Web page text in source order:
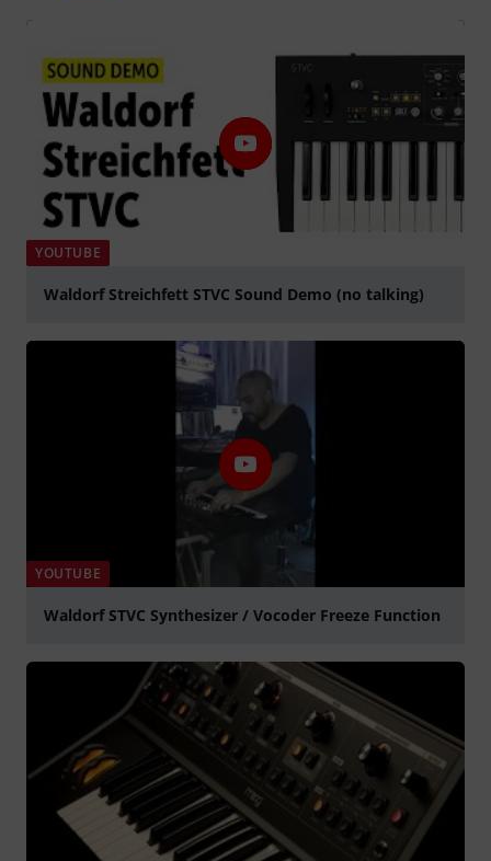
YOUTUBE
Waldorf Streichfett STVC Sound Demo (no talking)
YOUTUBE
Waldorf STVC Synthesizer / Vocoder Freeze Function